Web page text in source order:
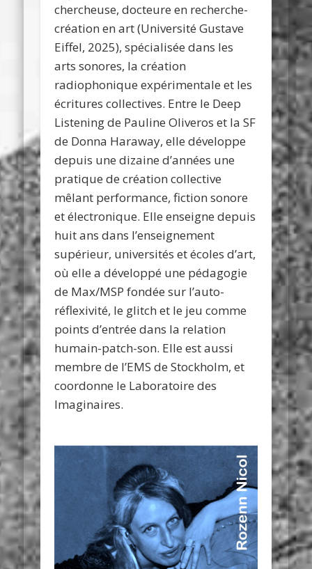
chercheuse, docteure en recherche-
création en art (Université Gustave
Eiffel, 2025), spécialisée dans les
arts sonores, la création
radiophonique expérimentale et les
écritures collectives. Entre le Deep
Listening de Pauline Oliveros et la SF
de Donna Haraway, elle développe
depuis une dizaine d’années une
pratique de création collective
mêlant performance, fiction sonore
et électronique. Elle enseigne depuis
huit ans dans l’enseignement
supérieur, universités et écoles d’art,
où elle a développé une pédagogie
de Max/MSP fondée sur l’auto-
réflexivité, le glitch et le jeu comme
points d’entrée dans la relation
humain-patch-son. Elle est aussi
membre de l’EMS de Stockholm, et
coordonne le Laboratoire des
Imaginaires.